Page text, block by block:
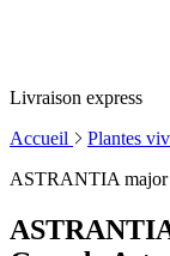
Livraison express
Accueil
Plantes
ASTRANTIA major